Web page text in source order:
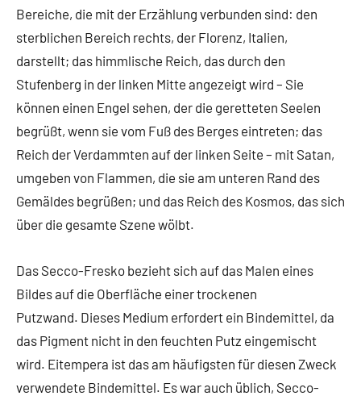
Bereiche, die mit der Erzählung verbunden sind: den
sterblichen Bereich rechts, der Florenz, Italien,
darstellt; das himmlische Reich, das durch den
Stufenberg in der linken Mitte angezeigt wird – Sie
können einen Engel sehen, der die geretteten Seelen
begrüßt, wenn sie vom Fuß des Berges eintreten; das
Reich der Verdammten auf der linken Seite – mit Satan,
umgeben von Flammen, die sie am unteren Rand des
Gemäldes begrüßen; und das Reich des Kosmos, das sich
über die gesamte Szene wölbt.
Das Secco-Fresko bezieht sich auf das Malen eines
Bildes auf die Oberfläche einer trockenen
Putzwand. Dieses Medium erfordert ein Bindemittel, da
das Pigment nicht in den feuchten Putz eingemischt
wird. Eitempera ist das am häufigsten für diesen Zweck
verwendete Bindemittel. Es war auch üblich, Secco-